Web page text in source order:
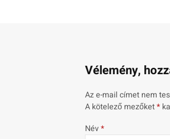
Vélemény,
Az e-mail címet nem
A kötelező mezőket*
Név*